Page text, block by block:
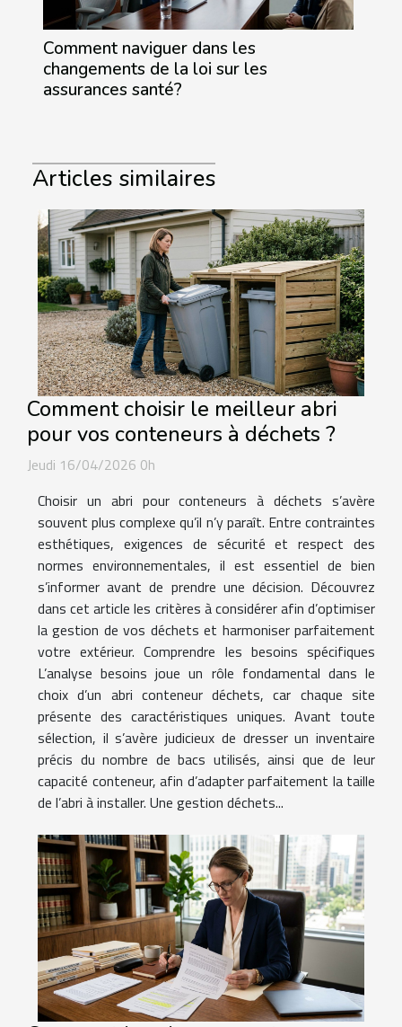
Comment naviguer dans les
changements de la loi sur les
assurances santé?
Articles similaires
Comment choisir le meilleur abri
pour vos conteneurs à déchets ?
Jeudi 16/04/2026 0h
Choisir un abri pour conteneurs à déchets s’avère
souvent plus complexe qu’il n’y paraît. Entre contraintes
esthétiques, exigences de sécurité et respect des
normes environnementales, il est essentiel de bien
s’informer avant de prendre une décision. Découvrez
dans cet article les critères à considérer afin d’optimiser
la gestion de vos déchets et harmoniser parfaitement
votre extérieur. Comprendre les besoins spécifiques
L’analyse besoins joue un rôle fondamental dans le
choix d’un abri conteneur déchets, car chaque site
présente des caractéristiques uniques. Avant toute
sélection, il s’avère judicieux de dresser un inventaire
précis du nombre de bacs utilisés, ainsi que de leur
capacité conteneur, afin d’adapter parfaitement la taille
de l’abri à installer. Une gestion déchets...